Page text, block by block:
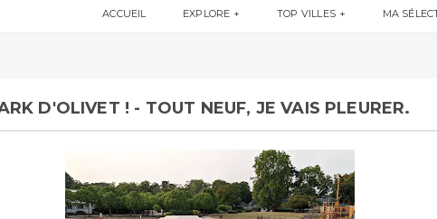
ACCUEIL EXPLORE TOP VILLES MA
D'OLIVET ! - TOUT NEUF, JE VAIS PLEURER.